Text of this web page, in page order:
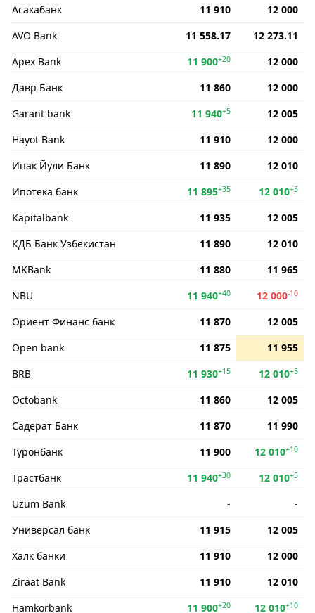
Асакабанк
11 910
12 000
AVO Bank
11 558.17
12 273.11
Apex Bank
11 900+20
12 000
Давр Банк
11 860
12 000
Garant bank
11 940+5
12 005
Hayot Bank
11 910
12 000
Ипак Йули Банк
11 890
12 010
Ипотека банк
11 895+35 12 010+5
Kapitalbank 11 935
12 005
КДБ Банк Узбекистан
11 890
12 010
MKBank
11 880
11 965
NBU
11 940+40 12 000-10
Ориент Финанс банк 11 870
12 005
Open bank
11 875
11 955
BRB
11 930+15 12 010+5
Octobank 11 860
12 005
Садерат Банк
11 870
11 990
Туронбанк
11 900 12 010+10
Трастбанк 11 940+30 12 010+5
Uzum Bank -
-
Универсал банк
11 915
12 005
Халк банки
11 910
12 000
Ziraat Bank
11 910
12 010
Hamkorbank
11 900+20 12 010+10